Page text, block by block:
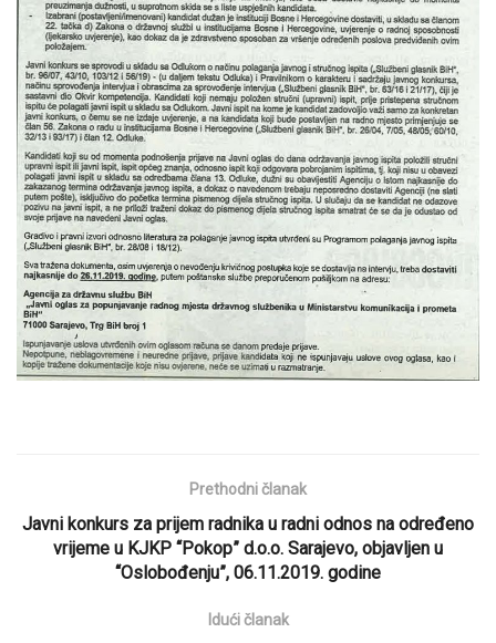
Prethodni članak
Javni konkurs za prijem radnika u radni odnos na određeno
vrijeme u KJKP “Pokop” d.o.o. Sarajevo, objavljen u
“Oslobođenju”, 06.11.2019. godine
Idući članak